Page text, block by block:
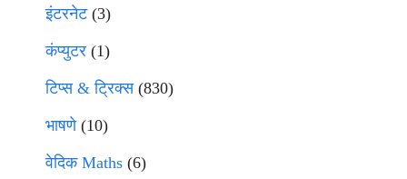
इंटरनेट(3)
कंप्युटर (1)
टिप्स & ट्रिक्स(830)
भाषणे(10)
वेदिक Maths (6)